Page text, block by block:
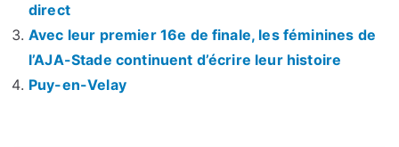
direct
Avec leur premier 16e de finale, les féminines de
l’AJA-Stade continuent d’écrire leur histoire
Puy-en-Velay